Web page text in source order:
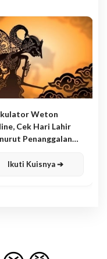
Weton
Cek Hari Lahir
Penanggalan
Ikuti Kuisnya ➔